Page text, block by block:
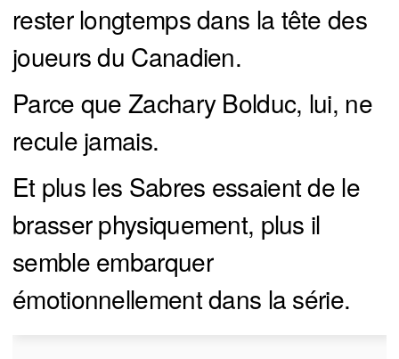
rester longtemps dans la tête des
joueurs du Canadien.
Parce que Zachary Bolduc, lui, ne
recule jamais.
Et plus les Sabres essaient de le
brasser physiquement, plus il
semble embarquer
émotionnellement dans la série.